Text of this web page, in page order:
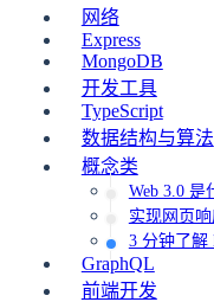
网络
Express
MongoDB
开发工具
TypeScript
数据结构与算法
概念类
Web 3.0 是
实现网页
3 分钟了解
GraphQL
前端开发